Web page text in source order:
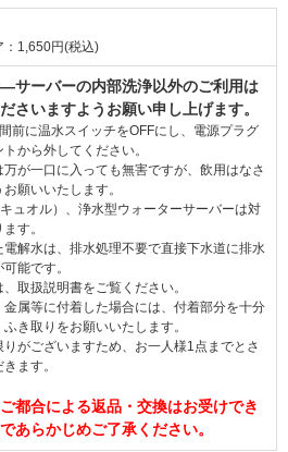
：1,650円(税込)
サーバーの内部洗浄以外のご利用は
さいますようお願い申し上げます。
前に温水スイッチをOFFにし、電源プラグ
から外してください。
万が一口に入っても無害ですが、飲用はなさ
願いいたします。
キュオル）、浄水型ウォーターサーバーは対
す。
電解水は、排水処理不要で直接下水道に排水
能です。
、取扱説明書をご覧ください。
金属等に付着した場合には、付着部分を十分
き取りをお願いいたします。
がございますため、お一人様1点までとさ
ます。
都合による返品・交換はお受けでき
あらかじめご了承ください。